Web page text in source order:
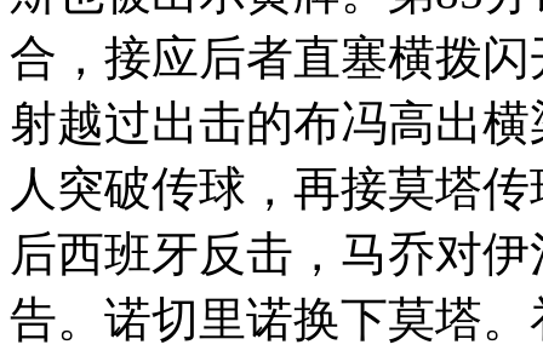
合，接应后者直塞横拨
射越过出击的布冯高出
人突破传球，再接莫塔
后西班牙反击，马乔对
告。诺切里诺换下莫塔